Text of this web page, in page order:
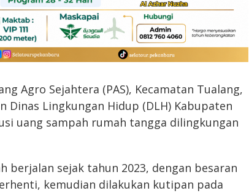
Agro Sejahtera (PAS), Kecamatan Tualang,
Dinas Lingkungan Hidup (DLH) Kabupaten
uang sampah rumah tangga dilingkungan
berjalan sejak tahun 2023, dengan besaran
kemudian dilakukan kutipan pada